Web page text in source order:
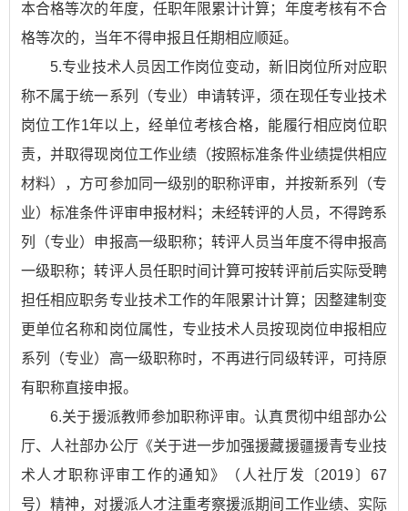
本合格等次的年度，任职年限累计计算；年度考核有不合
格等次的，当年不得申报且任期相应顺延。
5.专业技术人员因工作岗位变动，新旧岗位所对应职
称不属于统一系列（专业）申请转评，须在现任专业技术
岗位工作1年以上，经单位考核合格，能履行相应岗位职
责，并取得现岗位工作业绩（按照标准条件业绩提供相应
材料），方可参加同一级别的职称评审，并按新系列（专
业）标准条件评审申报材料；未经转评的人员，不得跨系
列（专业）申报高一级职称；转评人员当年度不得申报高
一级职称；转评人员任职时间计算可按转评前后实际受聘
担任相应职务专业技术工作的年限累计计算；因整建制变
更单位名称和岗位属性，专业技术人员按现岗位申报相应
系列（专业）高一级职称时，不再进行同级转评，可持原
有职称直接申报。
6.关于援派教师参加职称评审。认真贯彻中组部办公
厅、人社部办公厅《关于进一步加强援藏援疆援青专业技
术人才职称评审工作的通知》（人社厅发〔2019〕67
号）精神，对援派人才注重考察援派期间工作业绩、实际